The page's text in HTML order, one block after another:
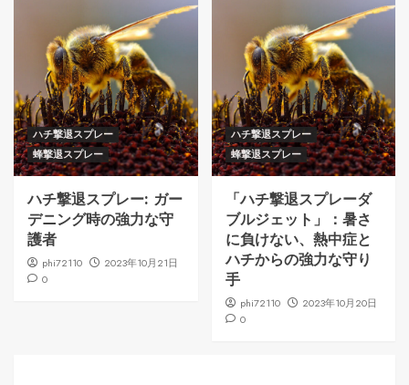
ハチ撃退スプレー
蜂撃退スプレー
ハチ撃退スプレー: ガー
デニング時の強力な守
護者
phi72110
2023年10月21日
0
ハチ撃退スプレー
蜂撃退スプレー
「ハチ撃退スプレーダ
ブルジェット」：暑さ
に負けない、熱中症と
ハチからの強力な守り
手
phi72110
2023年10月20日
0